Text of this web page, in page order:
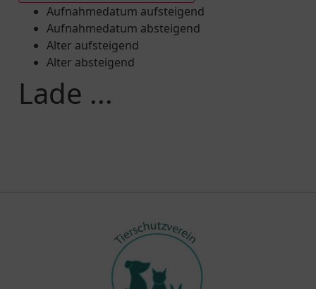
Aufnahmedatum aufsteigend
Aufnahmedatum absteigend
Alter aufsteigend
Alter absteigend
Lade ...